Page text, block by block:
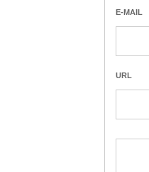
E-MAIL
URL